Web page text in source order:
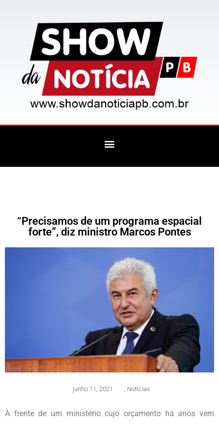
“Precisamos de um programa espacial
forte”, diz ministro Marcos Pontes
junho 11, 2021 , Notícias
À frente de um ministério cujo orçamento há anos vem